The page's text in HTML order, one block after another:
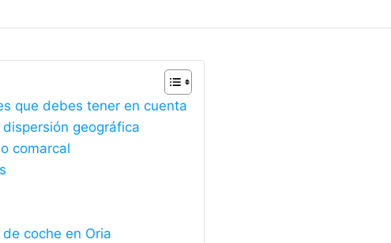
que debes tener en cuenta
geográfica
comarcal
coche en Oria